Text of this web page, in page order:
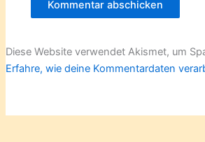
Diese Website verwendet Akismet, um
Erfahre, wie deine Kommentardaten